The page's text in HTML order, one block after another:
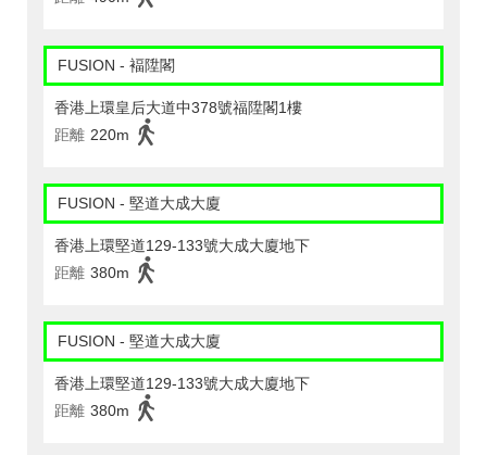
FUSION - 褔陞閣
香港上環皇后大道中378號福陞閣1樓
距離 220m
FUSION - 堅道大成大廈
香港上環堅道129-133號大成大廈地下
距離 380m
FUSION - 堅道大成大廈
香港上環堅道129-133號大成大廈地下
距離 380m